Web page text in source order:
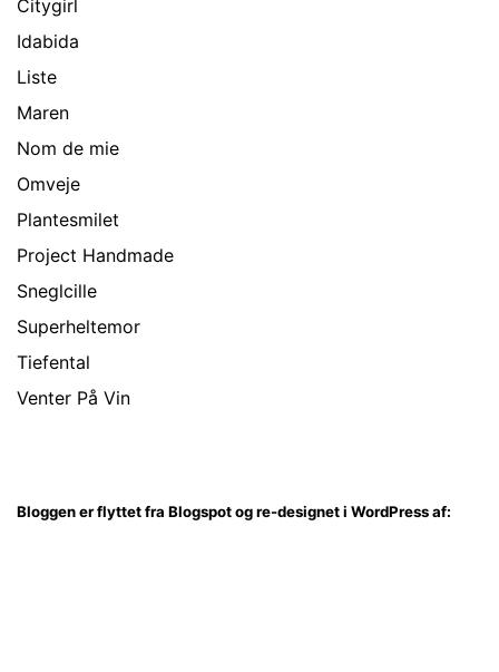
Citygirl
Idabida
Liste
Maren
Nom de mie
Omveje
Plantesmilet
Project Handmade
Sneglcille
Superheltemor
Tiefental
Venter På Vin
Bloggen er flyttet fra Blogspot og re-designet i WordPress af: